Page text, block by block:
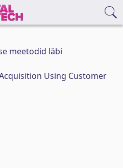
meetodid läbi
Using Customer